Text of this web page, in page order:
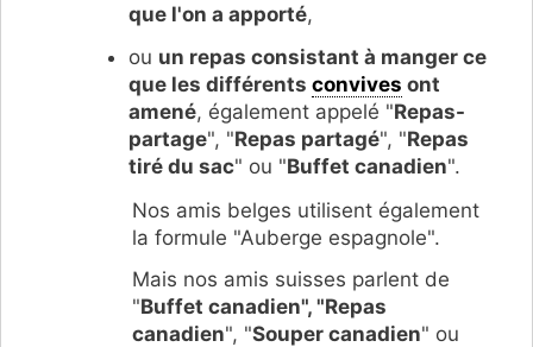
que l'on a apporté,
ou un repas consistant à manger ce
que les différents convives ont
amené, également appelé "Repas-
partage", "Repas partagé", "Repas
tiré du sac" ou "Buffet canadien".
Nos amis belges utilisent également
la formule "Auberge espagnole".
Mais nos amis suisses parlent de
"Buffet canadien", "Repas
canadien", "Souper canadien" ou